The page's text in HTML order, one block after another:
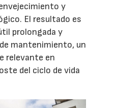
y
El resultado es
prolongada y
mantenimiento, un
relevante en
del ciclo de vida